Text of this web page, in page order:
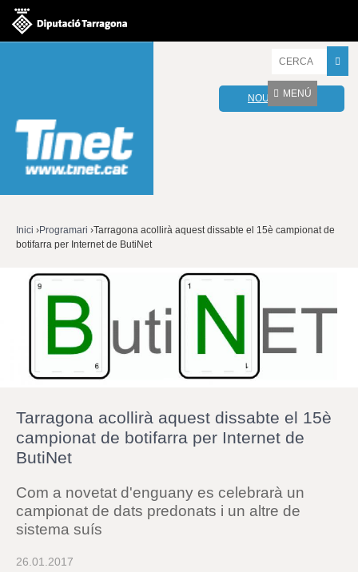
r
o
v
s
p
e
c
u
NOU WEBMAIL
MENÚ
Esteu
aquí
Inici ›Programari ›Tarragona acollirà aquest dissabte el 15è campionat de
botifarra per Internet de ButiNet
Tarragona acollirà aquest dissabte el 15è
campionat de botifarra per Internet de
ButiNet
Com a novetat d'enguany es celebrarà un
campionat de dats predonats i un altre de
sistema suís
26.01.2017